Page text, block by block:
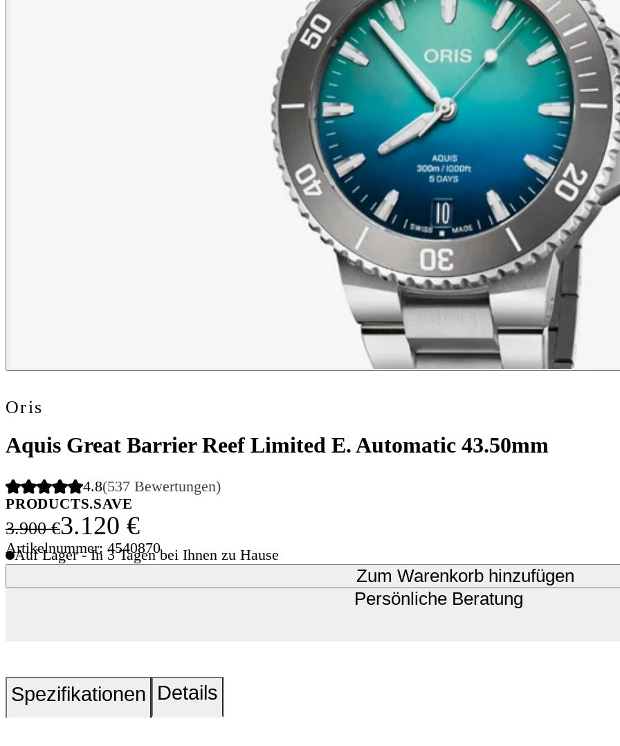
Oris
Aquis Great Barrier Reef Limited E. Automatic 43.50mm
4.8(537 Bewertungen)
PRODUCTS.SAVE
3.900 €3.120 €
Artikelnummer: 4540870
Auf Lager - In 3 Tagen bei Ihnen zu Hause
Zum Warenkorb hinzufügen
Persönliche Beratung
Spezifikationen Details